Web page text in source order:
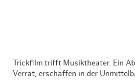
Trickfilm trifft Musiktheater. Ein
Verrat, erschaffen in der